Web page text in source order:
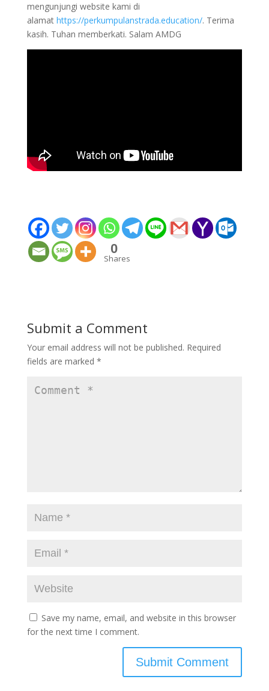
mengunjungi website kami di
alamat https://perkumpulanstrada.education/. Terima
kasih. Tuhan memberkati. Salam AMDG
0
Shares
Submit a Comment
Your email address will not be published. Required
fields are marked *
Save my name, email, and website in this browser
for the next time I comment.